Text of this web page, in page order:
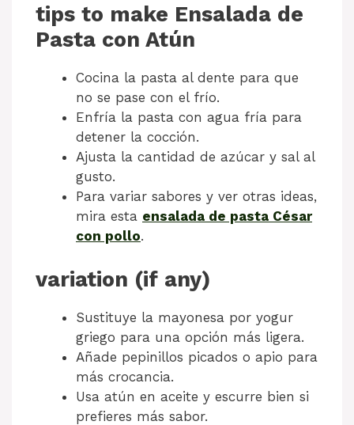
tips to make Ensalada de
Pasta con Atún
Cocina la pasta al dente para que
no se pase con el frío.
Enfría la pasta con agua fría para
detener la cocción.
Ajusta la cantidad de azúcar y sal al
gusto.
Para variar sabores y ver otras ideas,
mira esta ensalada de pasta César
con pollo.
variation (if any)
Sustituye la mayonesa por yogur
griego para una opción más ligera.
Añade pepinillos picados o apio para
más crocancia.
Usa atún en aceite y escurre bien si
prefieres más sabor.